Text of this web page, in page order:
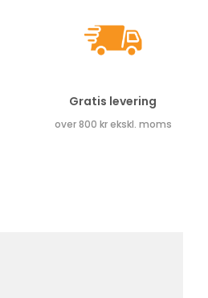
Gratis levering
over 800 kr ekskl. moms